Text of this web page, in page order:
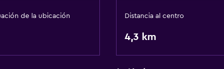
de la ubicación Distancia al centro
4,3 km